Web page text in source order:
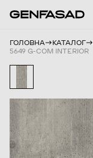
ГОЛОВНА КАТАЛОГ
5649 G-COM INTERIOR